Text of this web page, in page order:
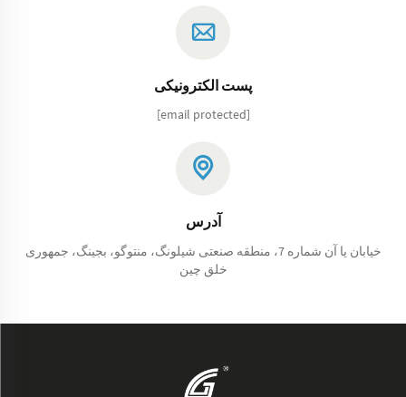
پست الکترونیکی
[email protected]
آدرس
خیابان یا آن شماره 7، منطقه صنعتی شیلونگ، منتوگو، بجینگ، جمهوری
خلق چین